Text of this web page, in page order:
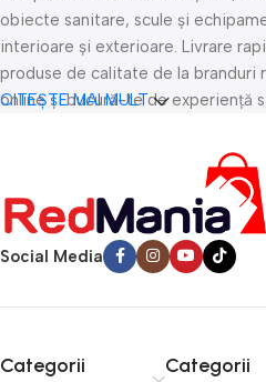
obiecte sanitare, scule și
interioare și exterioare. Livrare
produse de calitate de la branduri
online și bucură-te de experiență
CITEȘTE MAI MULT
Social Media
Categorii
Categorii